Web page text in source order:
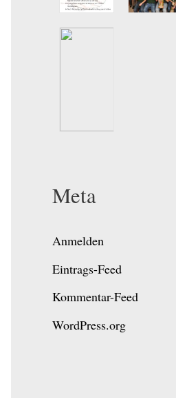
Meta
Anmelden
Eintrags-Feed
Kommentar-Feed
WordPress.org